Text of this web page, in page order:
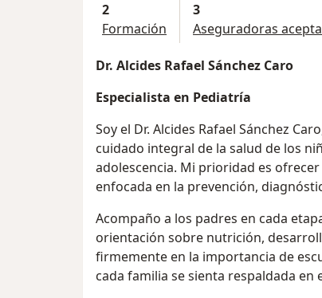
2
Formación
3
Aseguradoras
Dr. Alcides Rafael Sánchez Caro
Especialista en Pediatría
Soy el Dr. Alcides Rafael Sánchez
cuidado integral de la salud de los
adolescencia. Mi prioridad es
enfocada en la prevención,
Acompaño a los padres en cada
orientación sobre nutrición,
firmemente en la importancia de
cada familia se sienta respaldada en